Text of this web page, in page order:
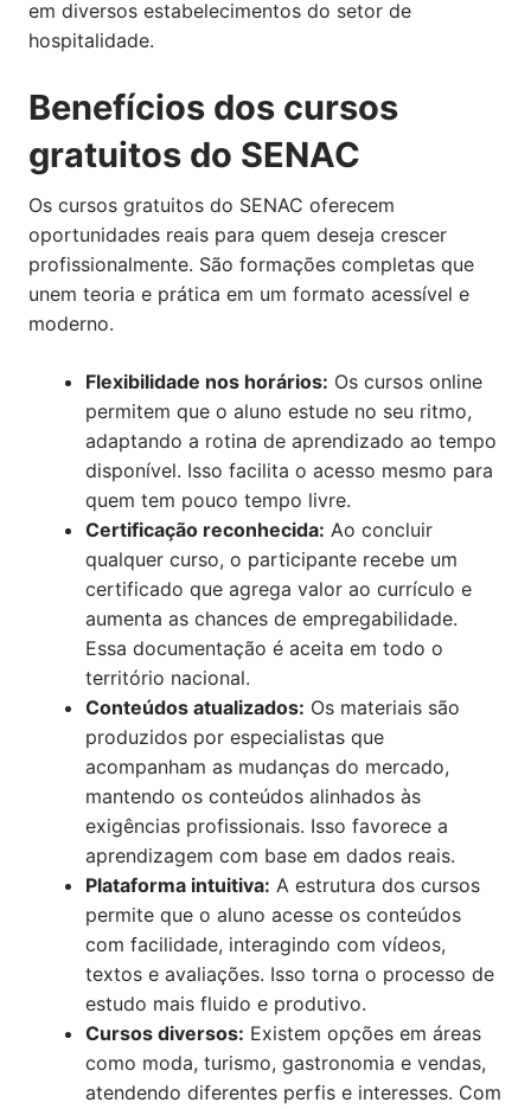
em diversos estabelecimentos do setor de
hospitalidade.
Benefícios dos cursos
gratuitos do SENAC
Os cursos gratuitos do SENAC oferecem
oportunidades reais para quem deseja crescer
profissionalmente. São formações completas que
unem teoria e prática em um formato acessível e
moderno.
Flexibilidade nos horários: Os cursos online
permitem que o aluno estude no seu ritmo,
adaptando a rotina de aprendizado ao tempo
disponível. Isso facilita o acesso mesmo para
quem tem pouco tempo livre.
Certificação reconhecida: Ao concluir
qualquer curso, o participante recebe um
certificado que agrega valor ao currículo e
aumenta as chances de empregabilidade.
Essa documentação é aceita em todo o
território nacional.
Conteúdos atualizados: Os materiais são
produzidos por especialistas que
acompanham as mudanças do mercado,
mantendo os conteúdos alinhados às
exigências profissionais. Isso favorece a
aprendizagem com base em dados reais.
Plataforma intuitiva: A estrutura dos cursos
permite que o aluno acesse os conteúdos
com facilidade, interagindo com vídeos,
textos e avaliações. Isso torna o processo de
estudo mais fluido e produtivo.
Cursos diversos: Existem opções em áreas
como moda, turismo, gastronomia e vendas,
atendendo diferentes perfis e interesses. Com